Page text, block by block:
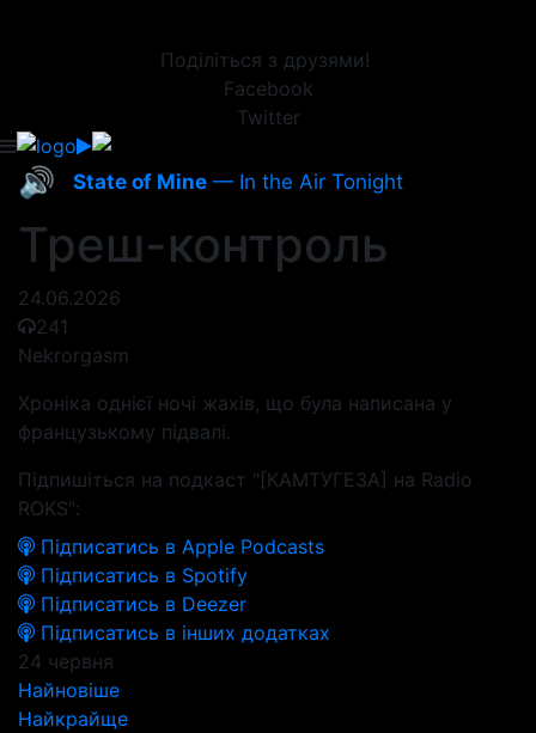
Поділіться з друзями!
Facebook
Twitter
🔊 State of Mine — In the Air Tonight
Треш-контроль
24.06.2026
241
Nekrorgasm
Хроніка однієї ночі жахів, що була написана у
французькому підвалі.
Підпишіться на подкаст "[КАМТУГЕЗА] на Radio
ROKS":
Підписатись в Apple Podcasts
Підписатись в Spotify
Підписатись в Deezer
Підписатись в інших додатках
24 червня
Найновіше
Найкрайще